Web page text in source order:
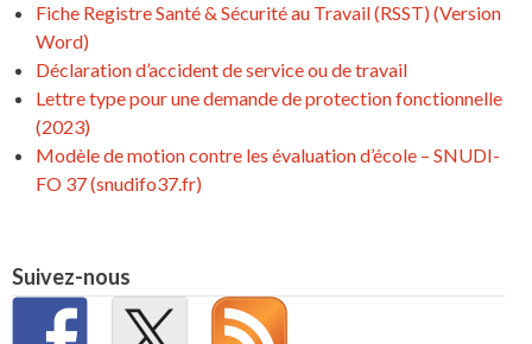
Fiche Registre Santé & Sécurité au Travail (RSST) (Version
Word)
Déclaration d’accident de service ou de travail
Lettre type pour une demande de protection fonctionnelle
(2023)
Modèle de motion contre les évaluation d’école – SNUDI-
FO 37 (snudifo37.fr)
Suivez-nous